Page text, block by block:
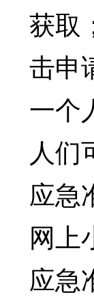
获取
击申
一个
人们
应急
网上
应急